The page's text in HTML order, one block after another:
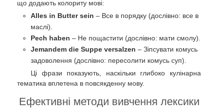
що додають колориту мові:
Alles in Butter sein – Все в порядку (дослівно: все в
маслі).
Pech haben – Не пощастити (дослівно: мати смолу).
Jemandem die Suppe versalzen – Зіпсувати комусь
задоволення (дослівно: пересолити комусь суп).
Ці фрази показують, наскільки глибоко кулінарна
тематика вплетена в повсякденну мову.
Ефективні методи вивчення лексики